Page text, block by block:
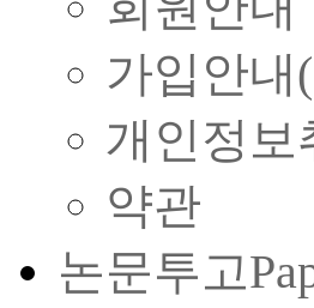
가입안내
개인정보
약관
논문투고